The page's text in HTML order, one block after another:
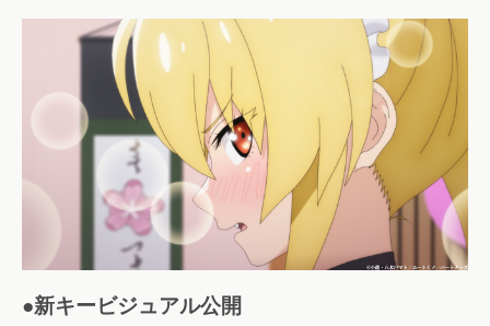
●新キービジュアル公開